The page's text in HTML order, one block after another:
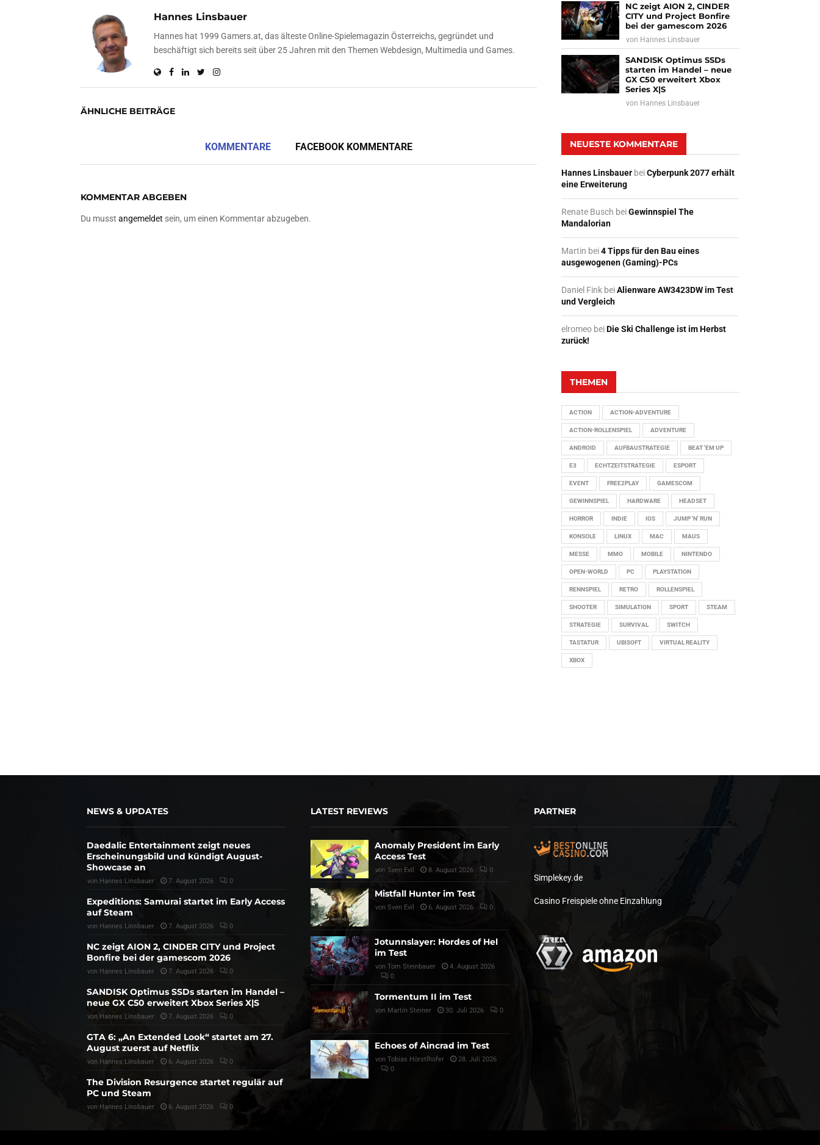
Hannes Linsbauer
Hannes hat 1999 Gamers.at, das älteste Online-Spielemagazin Österreichs, gegründet und
beschäftigt sich bereits seit über 25 Jahren mit den Themen Webdesign, Multimedia und Games.
ÄHNLICHE BEITRÄGE
KOMMENTARE FACEBOOK KOMMENTARE
KOMMENTAR ABGEBEN
Du musst angemeldet sein, um einen Kommentar abzugeben.
NC zeigt AION 2, CINDER
CITY und Project Bonfire
bei der gamescom 2026
von Hannes Linsbauer
SANDISK Optimus SSDs
starten im Handel – neue
GX C50 erweitert Xbox
Series X|S
von Hannes Linsbauer
NEUESTE KOMMENTARE
Hannes Linsbauer beiCyberpunk 2077 erhält
eine Erweiterung
Renate Busch beiGewinnspiel The
Mandalorian
Martin bei4 Tipps für den Bau eines
ausgewogenen (Gaming)-PCs
Daniel Fink beiAlienware AW3423DW im Test
und Vergleich
elromeo beiDie Ski Challenge ist im Herbst
zurück!
THEMEN
ACTION ACTION-ADVENTURE
ACTION-ROLLENSPIEL ADVENTURE
ANDROID AUFBAUSTRATEGIE BEAT 'EM UP
E3 ECHTZEITSTRATEGIE ESPORT
EVENT FREE2PLAY GAMESCOM
GEWINNSPIEL HARDWARE HEADSET
HORROR INDIE IOS JUMP 'N' RUN
KONSOLE LINUX MAC MAUS
MESSE MMO MOBILE NINTENDO
OPEN-WORLD PC PLAYSTATION
RENNSPIEL RETRO ROLLENSPIEL
SHOOTER SIMULATION SPORT STEAM
STRATEGIE SURVIVAL SWITCH
TASTATUR UBISOFT VIRTUAL REALITY
XBOX
NEWS & UPDATES
Daedalic Entertainment zeigt neues
Erscheinungsbild und kündigt August-
Showcase an
von Hannes Linsbauer 7. August 2026 0
Expeditions: Samurai startet im Early Access
auf Steam
von Hannes Linsbauer 7. August 2026 0
NC zeigt AION 2, CINDER CITY und Project
Bonfire bei der gamescom 2026
von Hannes Linsbauer 7. August 2026 0
SANDISK Optimus SSDs starten im Handel –
neue GX C50 erweitert Xbox Series X|S
von Hannes Linsbauer 7. August 2026 0
GTA 6: „An Extended Look“ startet am 27.
August zuerst auf Netflix
von Hannes Linsbauer 6. August 2026 0
The Division Resurgence startet regulär auf
PC und Steam
von Hannes Linsbauer 6. August 2026 0
LATEST REVIEWS
Anomaly President im Early
Access Test
von Sven Evil 8. August 2026 0
Mistfall Hunter im Test
von Sven Evil 6. August 2026 0
Jotunnslayer: Hordes of Hel
im Test
von Tom Steinbauer
4. August 2026
0
Tormentum II im Test
von Martin Steiner 30. Juli 2026 0
Echoes of Aincrad im Test
von Tobias Hörstlhofer
28. Juli 2026
0
PARTNER
Simplekey.de
Casino Freispiele ohne Einzahlung